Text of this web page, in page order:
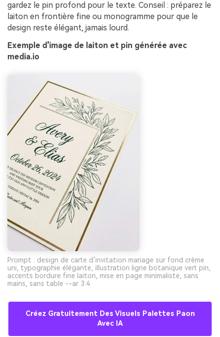
gardez le pin profond pour le texte. Conseil : préparez le
laiton en frontière fine ou monogramme pour que le
design reste élégant, jamais lourd.
Exemple d'image de laiton et pin générée avec
media.io
Prompt : design de carte d’invitation mariage sur fond crème
uni, typographie élégante, illustration ligne botanique vert pin,
accents bordure fine laiton, mise en page minimaliste, sans
mains, sans table --ar 3:4
Créez Gratuitement Des Visuels Palettes Paon
Avec IA